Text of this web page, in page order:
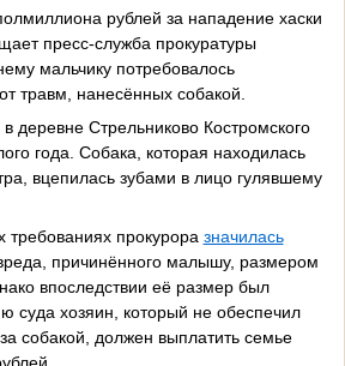
рублей за нападение хаски
пресс-служба прокуратуры
мальчику потребовалось
травм, нанесённых собакой.
деревне Стрельниково Костромского
года. Собака, которая находилась
вцепилась зубами в лицо гулявшему
требованиях прокурора значилась
причинённого малышу, размером
впоследствии её размер был
суда хозяин, который не обеспечил
собакой, должен выплатить семье